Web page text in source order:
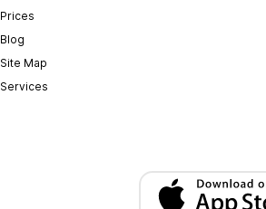
Prices
Blog
Site Map
Services